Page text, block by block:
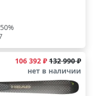
106 392 ₽ 132 990 ₽
нет в наличии